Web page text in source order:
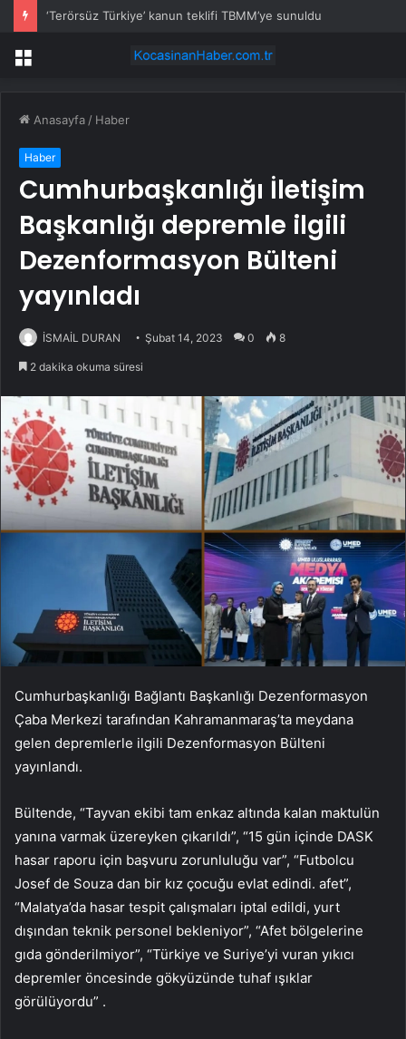
‘Terörsüz Türkiye’ kanun teklifi TBMM’ye sunuldu
Menü
Anasayfa / Haber
Haber
Cumhurbaşkanlığı İletişim
Başkanlığı depremle ilgili
Dezenformasyon Bülteni
yayınladı
İSMAİL DURAN Şubat 14, 2023 0 8
2 dakika okuma süresi
Cumhurbaşkanlığı Bağlantı Başkanlığı Dezenformasyon
Çaba Merkezi tarafından Kahramanmaraş’ta meydana
gelen depremlerle ilgili Dezenformasyon Bülteni
yayınlandı.
Bültende, “Tayvan ekibi tam enkaz altında kalan maktulün
yanına varmak üzereyken çıkarıldı”, “15 gün içinde DASK
hasar raporu için başvuru zorunluluğu var”, “Futbolcu
Josef de Souza dan bir kız çocuğu evlat edindi. afet”,
“Malatya’da hasar tespit çalışmaları iptal edildi, yurt
dışından teknik personel bekleniyor”, “Afet bölgelerine
gıda gönderilmiyor”, “Türkiye ve Suriye’yi vuran yıkıcı
depremler öncesinde gökyüzünde tuhaf ışıklar
görülüyordu” .